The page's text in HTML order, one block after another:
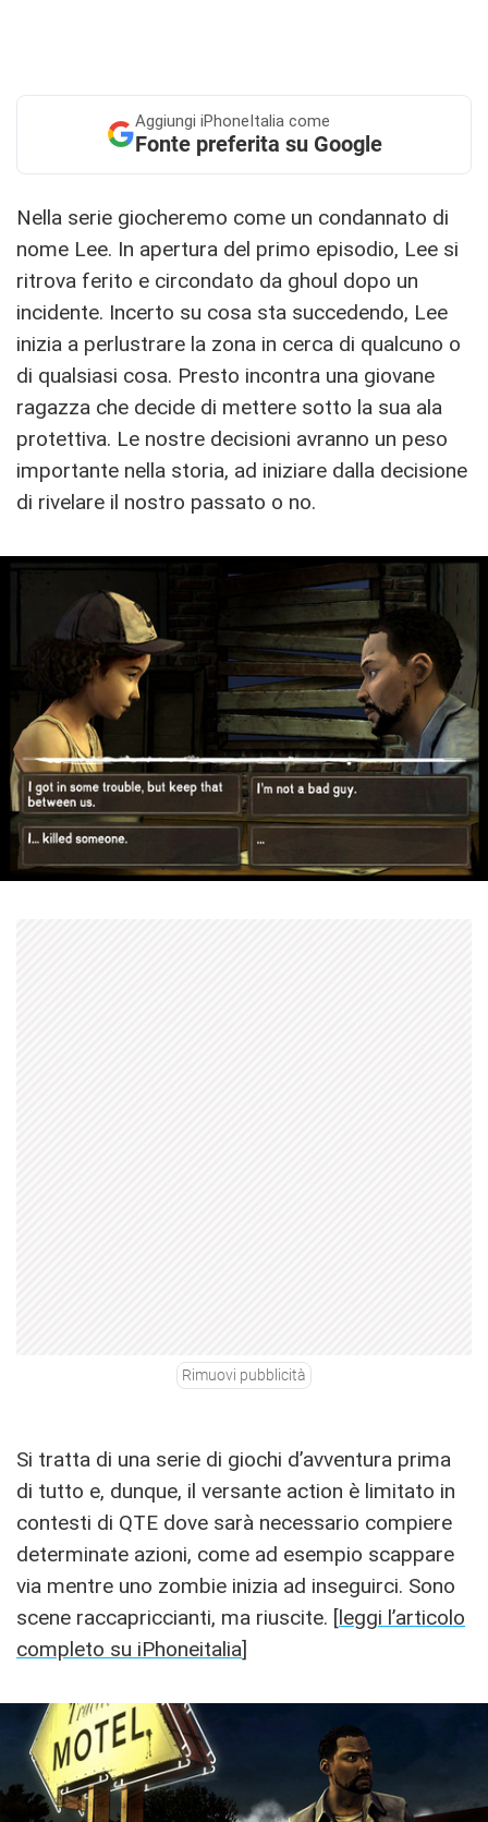
Aggiungi iPhoneItalia come
Fonte preferita su Google
Nella serie giocheremo come un condannato di
nome Lee. In apertura del primo episodio, Lee si
ritrova ferito e circondato da ghoul dopo un
incidente. Incerto su cosa sta succedendo, Lee
inizia a perlustrare la zona in cerca di qualcuno o
di qualsiasi cosa. Presto incontra una giovane
ragazza che decide di mettere sotto la sua ala
protettiva. Le nostre decisioni avranno un peso
importante nella storia, ad iniziare dalla decisione
di rivelare il nostro passato o no.
Rimuovi pubblicità
Si tratta di una serie di giochi d’avventura prima
di tutto e, dunque, il versante action è limitato in
contesti di QTE dove sarà necessario compiere
determinate azioni, come ad esempio scappare
via mentre uno zombie inizia ad inseguirci. Sono
scene raccapriccianti, ma riuscite. [leggi l’articolo
completo su iPhoneitalia]